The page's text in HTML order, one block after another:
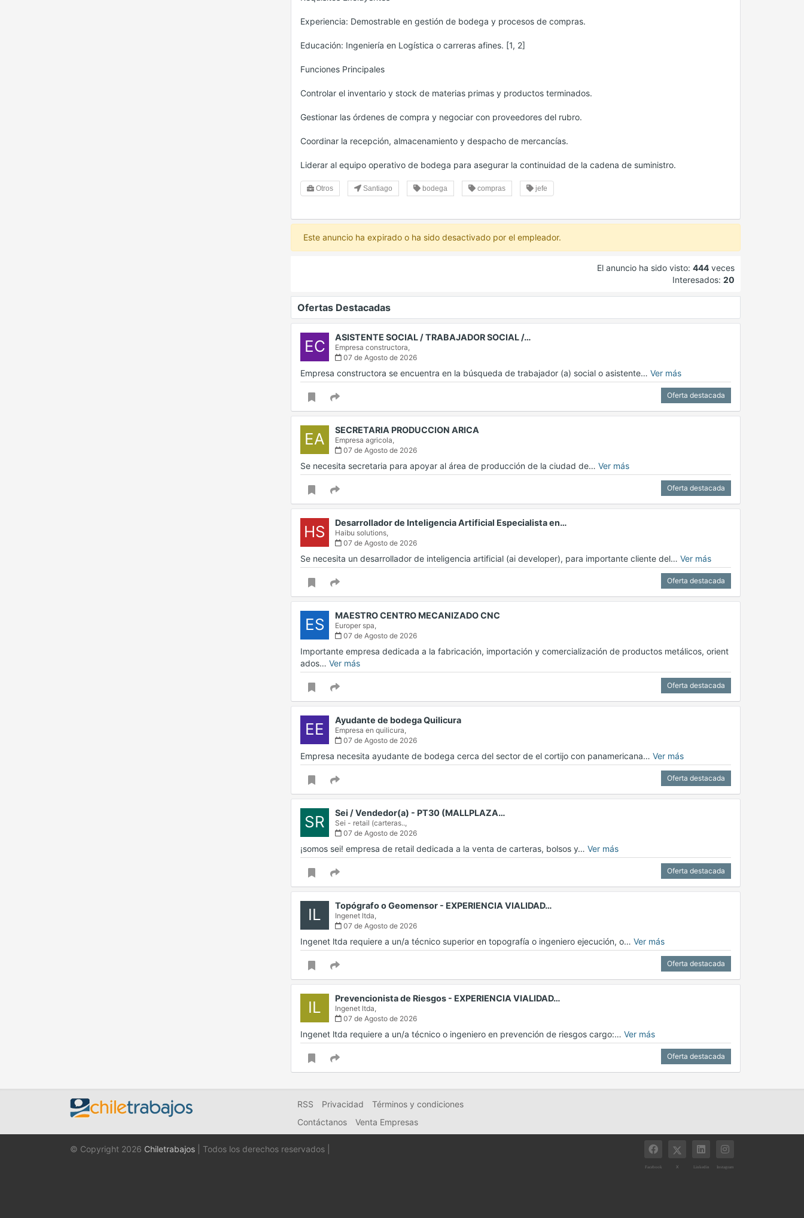
Experiencia: Demostrable en gestión de bodega y procesos de compras.
Educación: Ingeniería en Logística o carreras afines. [1, 2]
Funciones Principales
Controlar el inventario y stock de materias primas y productos terminados.
Gestionar las órdenes de compra y negociar con proveedores del rubro.
Coordinar la recepción, almacenamiento y despacho de mercancías.
Liderar al equipo operativo de bodega para asegurar la continuidad de la cadena de suministro.
Otros Santiago bodega compras jefe
Este anuncio ha expirado o ha sido desactivado por el empleador.
El anuncio ha sido visto: 444 veces
Interesados: 20
Ofertas Destacadas
EC ASISTENTE SOCIAL / TRABAJADOR SOCIAL /…
Empresa constructora,
07 de Agosto de 2026
Empresa constructora se encuentra en la búsqueda de trabajador (a) social o asistente… Ver más
Oferta destacada
EA SECRETARIA PRODUCCION ARICA
Empresa agricola,
07 de Agosto de 2026
Se necesita secretaria para apoyar al área de producción de la ciudad de… Ver más
Oferta destacada
HS Desarrollador de Inteligencia Artificial Especialista en…
Haibu solutions,
07 de Agosto de 2026
Se necesita un desarrollador de inteligencia artificial (ai developer), para importante cliente del… Ver más
Oferta destacada
ES MAESTRO CENTRO MECANIZADO CNC
Europer spa,
07 de Agosto de 2026
Importante empresa dedicada a la fabricación, importación y comercialización de productos metálicos, orient
ados… Ver más
Oferta destacada
EE Ayudante de bodega Quilicura
Empresa en quilicura,
07 de Agosto de 2026
Empresa necesita ayudante de bodega cerca del sector de el cortijo con panamericana… Ver más
Oferta destacada
SR Sei / Vendedor(a) - PT30 (MALLPLAZA…
Sei - retail (carteras..,
07 de Agosto de 2026
¡somos sei! empresa de retail dedicada a la venta de carteras, bolsos y… Ver más
Oferta destacada
IL Topógrafo o Geomensor - EXPERIENCIA VIALIDAD…
Ingenet ltda,
07 de Agosto de 2026
Ingenet ltda requiere a un/a técnico superior en topografía o ingeniero ejecución, o… Ver más
Oferta destacada
IL Prevencionista de Riesgos - EXPERIENCIA VIALIDAD…
Ingenet ltda,
07 de Agosto de 2026
Ingenet ltda requiere a un/a técnico o ingeniero en prevención de riesgos cargo:… Ver más
Oferta destacada
RSS Privacidad
Términos y condiciones
Contáctanos
Venta Empresas
© Copyright 2026 Chiletrabajos | Todos los derechos reservados |
Facebook X Linkedin Instagram